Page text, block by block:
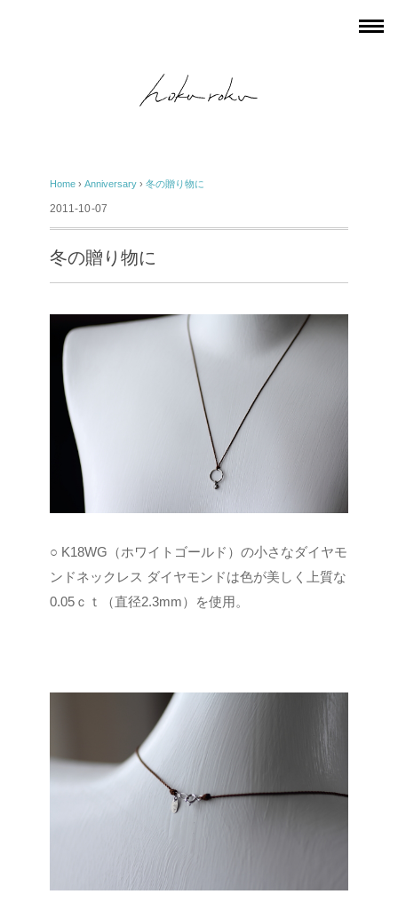
Home › Anniversary › 冬の贈り物に
2011-10-07
冬の贈り物に
○ K18WG（ホワイトゴールド）の小さなダイヤモ
ンドネックレス ダイヤモンドは色が美しく上質な
0.05ｃｔ（直径2.3mm）を使用。